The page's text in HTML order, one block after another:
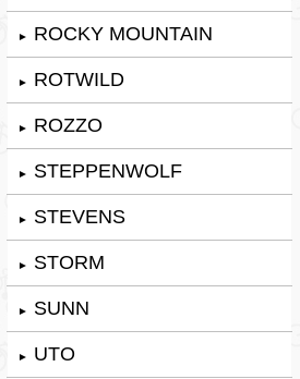
► ROCKY MOUNTAIN
► ROTWILD
► ROZZO
► STEPPENWOLF
► STEVENS
► STORM
► SUNN
► UTO